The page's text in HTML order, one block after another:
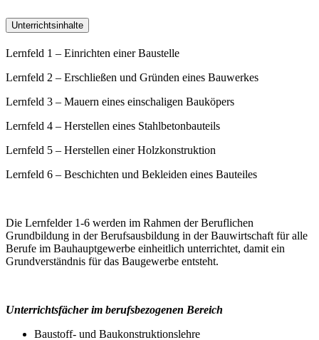
Unterrichtsinhalte
Lernfeld 1 – Einrichten einer Baustelle
Lernfeld 2 – Erschließen und Gründen eines Bauwerkes
Lernfeld 3 – Mauern eines einschaligen Bauköpers
Lernfeld 4 – Herstellen eines Stahlbetonbauteils
Lernfeld 5 – Herstellen einer Holzkonstruktion
Lernfeld 6 – Beschichten und Bekleiden eines Bauteiles
Die Lernfelder 1-6 werden im Rahmen der Beruflichen
Grundbildung in der Berufsausbildung in der Bauwirtschaft für alle
Berufe im Bauhauptgewerbe einheitlich unterrichtet, damit ein
Grundverständnis für das Baugewerbe entsteht.
Unterrichtsfächer im berufsbezogenen Bereich
Baustoff- und Baukonstruktionslehre